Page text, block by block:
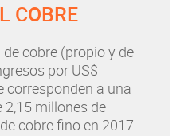
COBRE
cobre (propio y de
por US$
corresponden a una
millones de
cobre fino en 2017.